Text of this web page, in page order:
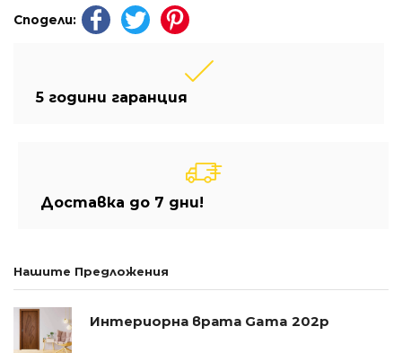
Сподели:
5 години гаранция
Доставка до 7 дни!
Нашите Предложения
Интериорна врата Gama 202p